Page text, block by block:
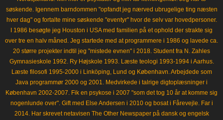
søskende. Igennem barndommen "opfandt jeg nærved ubrugelige ting næsten
hver dag" og fortalte mine søskende "eventyr" hvor de selv var hovedpersoner.
I 1986 besøgte jeg Houston i USA med familien på et ophold der strakte sig
over tre en halv måned. Jeg startede med at programmere i 1986 og lavede ca.
20 større projekter indtil jeg "mistede evnen" i 2018. Student fra N. Zahles
Gymnasieskole 1992. Ry Højskole 1993. Læste teologi 1993-1994 i Aarhus.
Læste filosofi 1995-2000 i Linköping, Lund og København. Arbejdede som
Java programmør 2000 og 2001. Medvirkede i talrige digtoplæsninger i
København 2002-2007. Fik en psykose i 2007 "som det tog 10 år at komme sig
nogenlunde over". Gift med Else Andersen i 2010 og bosat i Fårevejle. Far i
2014. Har skrevet netavisen The Other Newspaper på dansk og engelsk